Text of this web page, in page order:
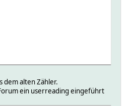
dem alten Zähler.
ein userreading eingeführt